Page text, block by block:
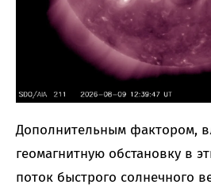
Дополнительным фактором,
геомагнитную обстановку в
поток быстрого солнечного